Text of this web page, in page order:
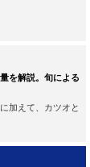
を解説。旬による
加えて、カツオと